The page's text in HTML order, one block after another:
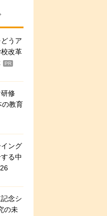
うア
改革
PR
修
の教育
ング
る中
念シ
の未